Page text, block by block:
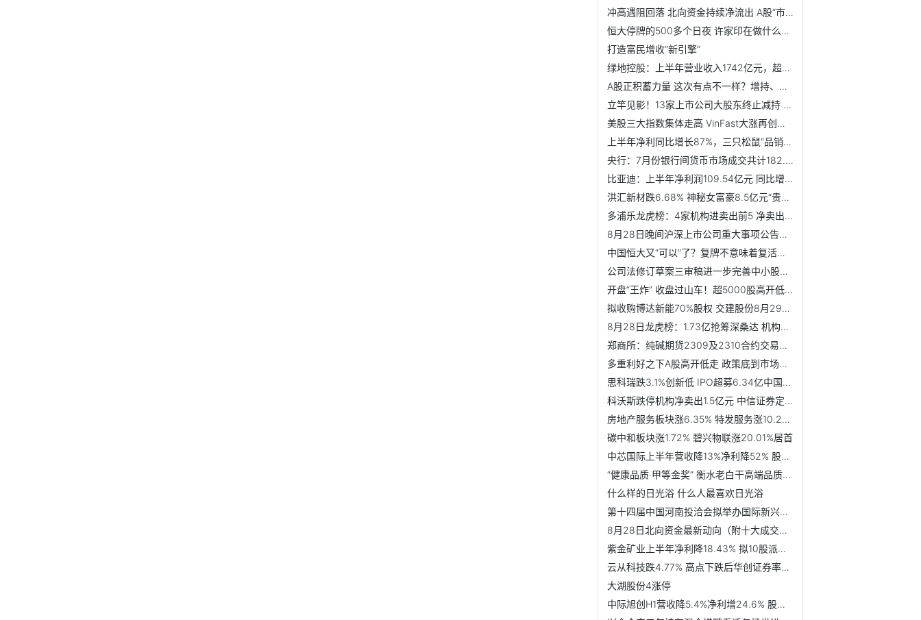
冲高遇阻回落 北向资金持续净流出 A股“市场底”还有多远？
恒大停牌的500多个日夜 许家印在做什么？最新身家曝光 已缩水80%
打造富民增收“新引擎”
绿地控股：上半年营业收入1742亿元，超高层项目实现大单去化
A股正积蓄力量 这次有点不一样？增持、回购大军仍在扩容
立竿见影！13家上市公司大股东终止减持 响应监管要求
美股三大指数集体走高 VinFast大涨再创历史新高
上半年净利同比增长87%，三只松鼠“品销合一”见成效
央行：7月份银行间货币市场成交共计182.2万亿元
比亚迪：上半年净利润109.54亿元 同比增长204.68%
洪汇新材跌6.68% 神秘女富豪8.5亿元“贵买”
多浦乐龙虎榜：4家机构进卖出前5 净卖出共3515万元
8月28日晚间沪深上市公司重大事项公告最新快递
中国恒大又“可以”了？复牌不意味着复活！暴跌近80% 三大角...
公司法修订草案三审稿进一步完善中小股东权利保护相关规定
开盘“王炸” 收盘过山车！超5000股高开低走 1天最高浮亏超...
拟收购博达新能70%股权 交建股份8月29日起停牌
8月28日龙虎榜：1.73亿抢筹深桑达 机构净买14只股
郑商所：纯碱期货2309及2310合约交易指令每次最小开仓下单量...
多重利好之下A股高开低走 政策底到市场底要多久？
思科瑞跌3.1%创新低 IPO超募6.34亿中国银河保荐
科沃斯跌停机构净卖出1.5亿元 中信证券定目标价精准
房地产服务板块涨6.35% 特发服务涨10.22%居首
碳中和板块涨1.72% 碧兴物联涨20.01%居首
中芯国际上半年营收降13%净利降52% 股价涨0.52%
“健康品质·甲等金奖” 衡水老白干高端品质战略雄安发布会...
什么样的日光浴 什么人最喜欢日光浴
第十四届中国河南投洽会拟举办国际新兴产业投融资合作大会
8月28日北向资金最新动向（附十大成交股）
紫金矿业上半年净利降18.43% 拟10股派发红利0.5元
云从科技跌4.77% 高点下跌后华创证券率先推荐
大湖股份4涨停
中际旭创H1营收降5.4%净利增24.6% 股价涨4.25%